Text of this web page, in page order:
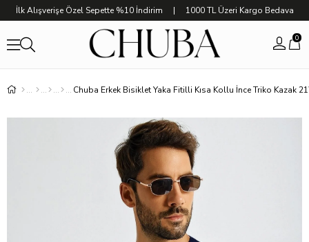
İlk Alışverişe Özel Sepette %10 İndirim | 1000 TL Üzeri Kargo Bedava
0
Chuba Erkek Bisiklet Yaka Fitilli Kısa Kollu İnce Triko Kazak